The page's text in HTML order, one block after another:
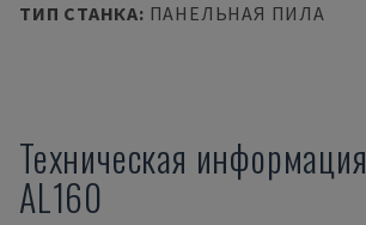
ТИП СТАНКА: ПАНЕЛЬНАЯ ПИЛА
Техническая информация
AL160